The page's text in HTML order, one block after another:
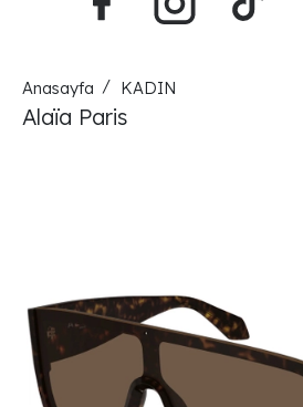
Anasayfa KADIN
Alaïa Paris